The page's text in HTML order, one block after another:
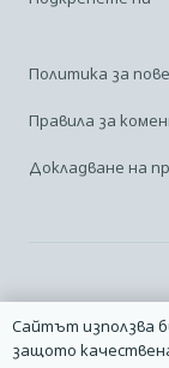
Политика за
Правила за
Докладване на
Linkedin
Сайтът използва
защото